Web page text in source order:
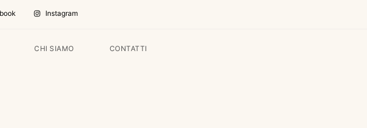
Instagram
CHI SIAMO CONTATTI